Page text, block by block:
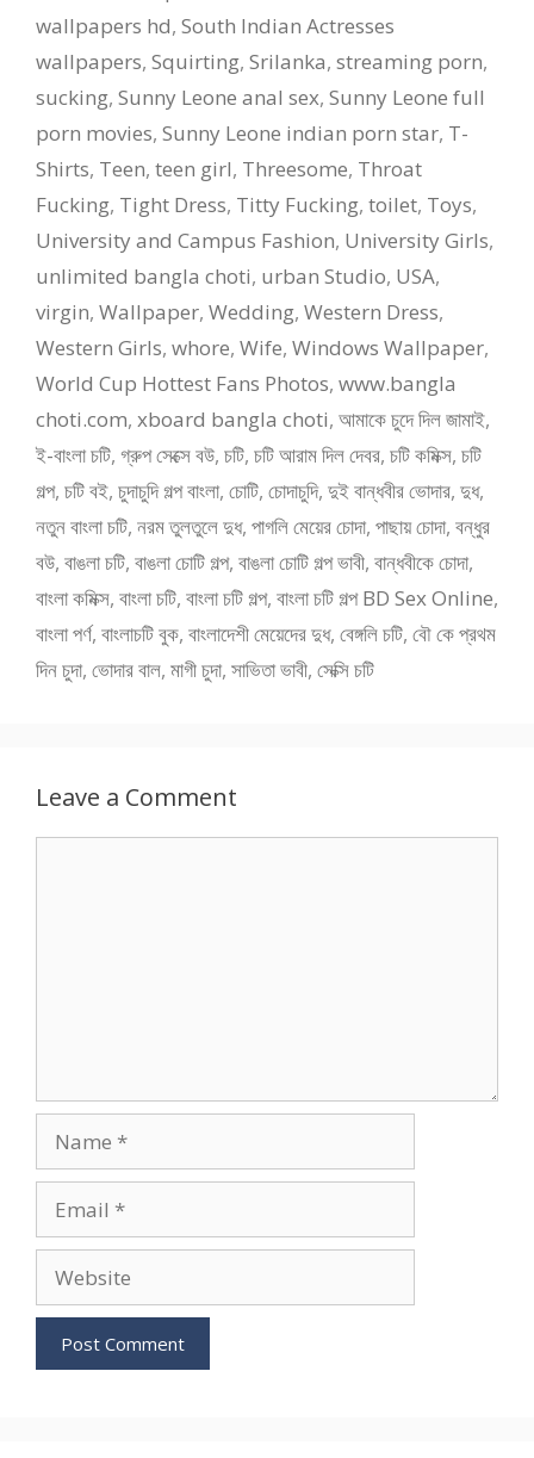
wallpapers hd, South Indian Actresses
wallpapers, Squirting, Srilanka, streaming porn,
sucking, Sunny Leone anal sex, Sunny Leone full
porn movies, Sunny Leone indian porn star, T-
Shirts, Teen, teen girl, Threesome, Throat
Fucking, Tight Dress, Titty Fucking, toilet, Toys,
University and Campus Fashion, University Girls,
unlimited bangla choti, urban Studio, USA,
virgin, Wallpaper, Wedding, Western Dress,
Western Girls, whore, Wife, Windows Wallpaper,
World Cup Hottest Fans Photos, www.bangla
choti.com, xboard bangla choti, আমাকে চুদে দিল জামাই,
ই-বাংলা চটি, গ্রুপ সেক্সে বউ, চটি, চটি আরাম দিল দেবর, চটি কমিক্স, চটি
গল্প, চটি বই, চুদাচুদি গল্প বাংলা, চোটি, চোদাচুদি, দুই বান্ধবীর ভোদার, দুধ,
নতুন বাংলা চটি, নরম তুলতুলে দুধ, পাগলি মেয়ের চোদা, পাছায় চোদা, বন্ধুর
বউ, বাঙলা চটি, বাঙলা চোটি গল্প, বাঙলা চোটি গল্প ভাবী, বান্ধবীকে চোদা,
বাংলা কমিক্স, বাংলা চটি, বাংলা চটি গল্প, বাংলা চটি গল্প BD Sex Online,
বাংলা পর্ণ, বাংলাচটি বুক, বাংলাদেশী মেয়েদের দুধ, বেঙ্গলি চটি, বৌ কে প্রথম
দিন চুদা, ভোদার বাল, মাগী চুদা, সাভিতা ভাবী, সেক্সি চটি
Leave a Comment